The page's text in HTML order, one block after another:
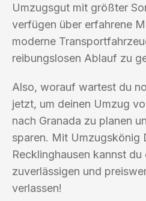
Umzugsgut mit größter
verfügen über erfahrene
moderne
reibungslosen Ablauf zu
Also, worauf wartest du
jetzt, um deinen Umzug
nach Granada zu planen
sparen. Mit Umzugskönig
Recklinghausen kannst
zuverlässigen und
verlassen!